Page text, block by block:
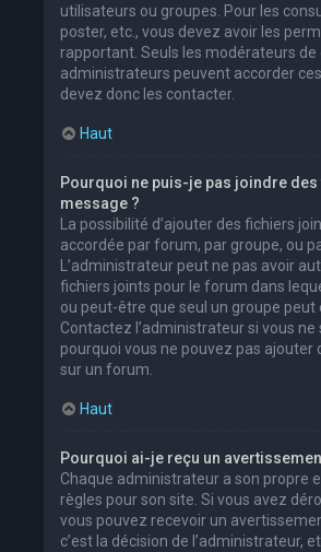
utilisateurs ou groupes. Pour les
poster, etc., vous devez avoir les
rapportant. Seuls les modérateurs de
administrateurs peuvent accorder
devez donc les contacter.
Haut
Pourquoi ne puis-je pas joindre
message ?
La possibilité d’ajouter des fichiers
accordée par forum, par groupe, ou
L’administrateur peut ne pas avoir
fichiers joints pour le forum dans
ou peut-être que seul un groupe peut
Contactez l’administrateur si vous ne
pourquoi vous ne pouvez pas ajouter
sur un forum.
Haut
Pourquoi ai-je reçu un
Chaque administrateur a son propre
règles pour son site. Si vous avez
vous pouvez recevoir un
c’est la décision de l’administrateur,